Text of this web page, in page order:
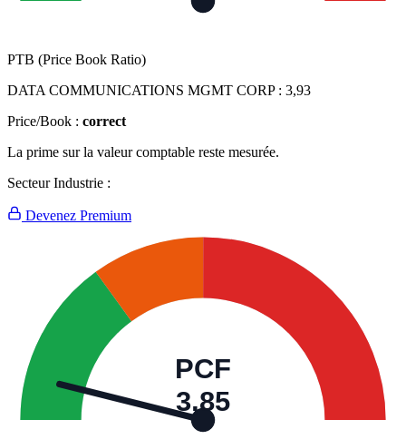
PTB (Price Book Ratio)
DATA COMMUNICATIONS MGMT CORP : 3,93
Price/Book : correct
La prime sur la valeur comptable reste mesurée.
Secteur Industrie :
Devenez Premium
PCF
3,85